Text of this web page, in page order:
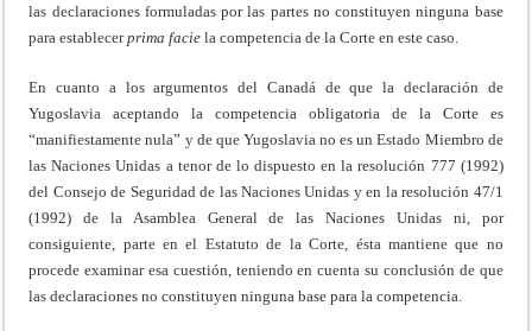
las declaraciones formuladas por las partes no constituyen ninguna base
para establecerprimafacie la competencia de la Corte en este caso.
En cuanto a los argumentos del Canadá de que la declaración de
Yugoslavia aceptando la competencia obligatoria de la Corte es
“manifiestamente nula” y de que Yugoslavia no es un Estado Miembro de
las Naciones Unidas a tenor de lo dispuesto en la resolución 777 (1992)
del Consejo de Seguridad de las Naciones Unidas y en la resolución 47/1
(1992) de la Asamblea General de las Naciones Unidas ni, por
consiguiente, parte en el Estatuto de la Corte, ésta mantiene que no
procede examinar esa cuestión, teniendo en cuenta su conclusión de que
las declaraciones no constituyen ninguna base para la competencia.